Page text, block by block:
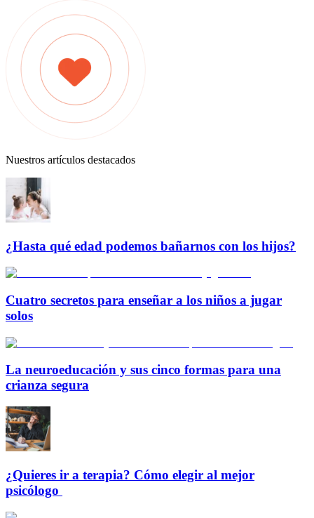
Nuestros artículos destacados
¿Hasta qué edad podemos bañarnos con los hijos?
Cuatro secretos para enseñar a los niños a jugar
solos
La neuroeducación y sus cinco formas para una
crianza segura
¿Quieres ir a terapia? Cómo elegir al mejor
psicólogo